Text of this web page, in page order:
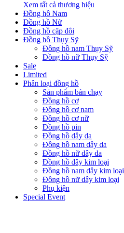
Xem tất cả thương hiệu
Đồng hồ Nam
Đồng hồ Nữ
Đồng hồ cặp đôi
Đồng hồ Thụy Sỹ
Đồng hồ nam Thụy Sỹ
Đồng hồ nữ Thụy Sỹ
Sale
Limited
Phân loại đồng hồ
Sản phẩm bán chạy
Đồng hồ cơ
Đồng hồ cơ nam
Đồng hồ cơ nữ
Đồng hồ pin
Đồng hồ dây da
Đồng hồ nam dây da
Đồng hồ nữ dây da
Đồng hồ dây kim loại
Đồng hồ nam dây kim loại
Đồng hồ nữ dây kim loại
Phụ kiện
Special Event